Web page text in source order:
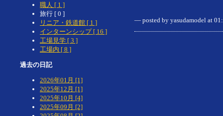
— posted by yasudamodel at
職人 [ 1 ]
旅行 [ 0 ]
リニア・鉄道館 [ 1 ]
インターンシップ [ 16 ]
工場見学 [ 3 ]
工場内 [ 8 ]
過去の日記
2026年01月 [1]
2025年12月 [1]
2025年10月 [4]
2025年09月 [2]